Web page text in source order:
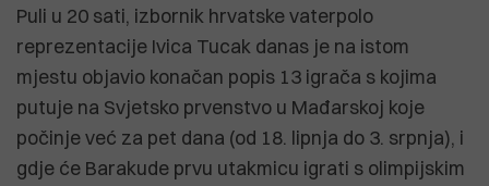
Puli u 20 sati, izbornik hrvatske vaterpolo
reprezentacije Ivica Tucak danas je na istom
mjestu objavio konačan popis 13 igrača s kojima
putuje na Svjetsko prvenstvo u Mađarskoj koje
počinje već za pet dana (od 18. lipnja do 3. srpnja), i
gdje će Barakude prvu utakmicu igrati s olimpijskim